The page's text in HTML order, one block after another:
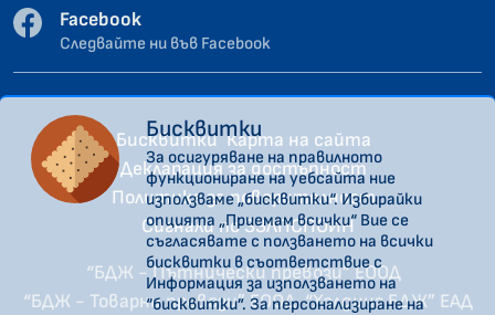
Facebook
Следвайте ни във Facebook
Бисквитки Карта на сайта
Декларация за достъпност
Политика за поверителност
Сигнали по ЗЗЛПСПОИН
“БДЖ - Пътнически превози” ЕООД
“БДЖ - Товарни превози” ЕООД “Холдинг БДЖ” ЕАД
Бисквитки
За осигуряване на правилното
функциониране на уебсайта ние
използваме „бисквитки“. Избирайки
опцията „Приемам всички“ Вие се
съгласявате с ползването на всички
бисквитки в съответствие с
Информация за използването на
“бисквитки”. За персонализиране на